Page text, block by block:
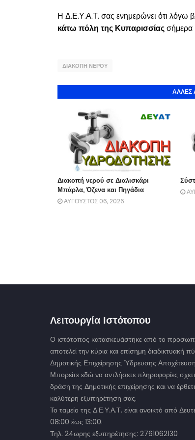
Η Δ.Ε.Υ.Α.Τ. σας ενημερώνει ότι λόγω
κάτω πόλη της Κυπαρισσίαςσήμερα
ΔΙΑΚΟΠΗ ΝΕΡΟΥ
ΑΛΛΕΣ
Διακοπή νερού σε Διαλισκάρι
Μπάρλα, Όζενα και Πηγάδια
ΑΥΓΟΥΣΤΟΣ 06, 2026
Λειτουργία Ιστότοπου
Ο ιστότοπος κατασκευάστηκε από το
αποτελεί την κύρια και επίσημη διαδικτυακή
Δημοτικής Επιχείρησης Ύδρευσης
Μπορείτε εδώ να αντλήσετε πληροφορίες
δράση της Δημοτικής επιχείρησης και να
καλύτερη εξυπηρέτηση σας.
Το ταμείο της Δ.Ε.Υ.Α.Τ. είναι ανοικτό από
08:00 έως 13:00.
Τηλ. 24ωρης εξυπηρέτησης: 2761062130